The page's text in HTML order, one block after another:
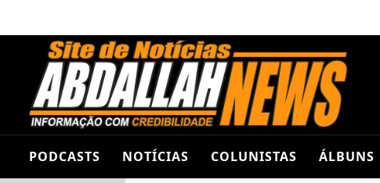
PODCASTS NOTÍCIAS COLUNISTAS ÁLBUNS